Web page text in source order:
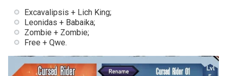
Excavalipsis + Lich King;
Leonidas + Babaika;
Zombie + Zombie;
Free + Qwe.